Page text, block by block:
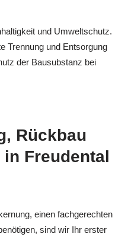
und Umweltschutz.
Trennung und Entsorgung
der Bausubstanz bei
Rückbau
Freudental
einen fachgerechten
sind wir Ihr erster